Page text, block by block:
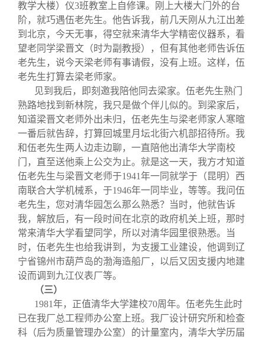
教学大楼）仪3班教室上自修课。刚上大楼大门外的台
阶，就巧遇伍老先生。他告诉我，前几天刚从九江出差
到北京，今天无事，得空就来清华大学精密仪器系，看
望老同学梁晋文（时为副教授），但有其他老师告诉伍
老先生，说今天梁老师有事请假，没有上班。这样，伍
老先生打算去梁老师家。
见到我后，即刻邀我陪他同去梁家。伍老先生熟门
熟路地找到新林院，我只是做个伴儿似的。到梁家后，
知道梁晋文老师外出未归，伍老先生与梁老师家人寒暄
一番后就告辞，打算回城里月坛北街六机部招待所。我
和伍老先生两人边走边聊，一直陪他出清华大学南校
门，直至送他乘上公交为止。就是这一天，我方才知道
伍老先生与梁晋文老师于1941年一同就学于（昆明）西
南联合大学机械系，于1946年一同毕业，等等。我问伍
老先生，您对清华园怎么那么熟悉？当时，他就告诉
我，解放后，有一段时间在北京的政府机关上班，那时
常来清华大学看望同学，所以对清华园里很熟悉。当
时，伍老先生也给我讲到，为支援工业建设，他调到辽
宁省锦州市葫芦岛的渤海造船厂，以后又因支援内地建
设而调到九江仪表厂等。
（三）
1981年，正值清华大学建校70周年。伍老先生此时
已在我厂总工程师办公室上班。我厂设计研究所和检查
科（后为质量管理办公室）的计量室内，清华大学历届